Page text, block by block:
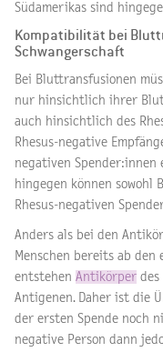
Südamerikas sind
Kompatibilität bei
Schwangerschaft
Bei Bluttransfusionen
nur hinsichtlich ihrer
auch hinsichtlich des
Rhesus-negative
negativen Spender:innen
hingegen können sowohl
Rhesus-negativen
Anders als bei den
Menschen bereits ab den
entstehen Antikörper des
Antigenen. Daher ist die
der ersten Spende noch
negative Person dann